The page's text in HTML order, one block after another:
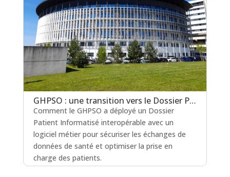
GHPSO : une transition vers le Dossier Patient Informatisé interopérable réussie
Comment le GHPSO a déployé un Dossier
Patient Informatisé interopérable avec un
logiciel métier pour sécuriser les échanges de
données de santé et optimiser la prise en
charge des patients.
lire plus